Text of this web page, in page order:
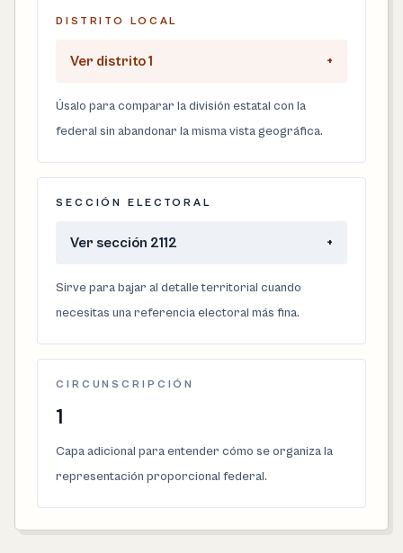
DISTRITO LOCAL
Ver distrito 1 +
Úsalo para comparar la división estatal con la
federal sin abandonar la misma vista geográfica.
SECCIÓN ELECTORAL
Ver sección 2112 +
Sirve para bajar al detalle territorial cuando
necesitas una referencia electoral más fina.
CIRCUNSCRIPCIÓN
1
Capa adicional para entender cómo se organiza la
representación proporcional federal.